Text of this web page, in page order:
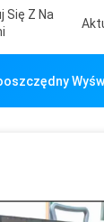
Się Z Na